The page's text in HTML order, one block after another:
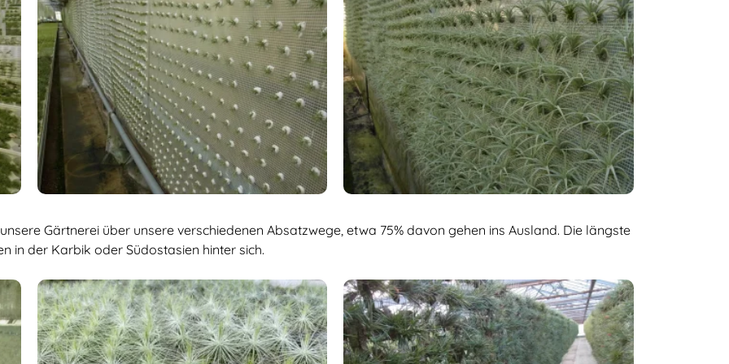
Gärtnerei über unsere verschiedenen Absatzwege, etwa 75% davon gehen ins Ausland. Die längste
in der Karbik oder Südostasien hinter sich.